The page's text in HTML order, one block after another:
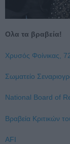
Ολα τα βραβεία!
Χρυσός Φοίνικας,
Σωματείο
National Board of
Bραβεία Κριτικών
AFI